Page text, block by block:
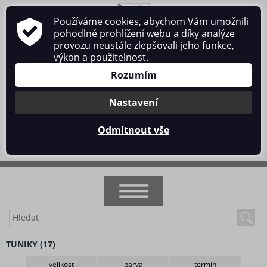
O nás Obchodní podmínky
Ochrana osobních údajů
Kontakt
Přihlásit se/Registrace
NOVINKY
TUNIKY (17)
velikost barva termín
Používáme cookies, abychom Vám umožnili
pohodlné prohlížení webu a díky analýze
provozu neustále zlepšovali jeho funkce,
výkon a použitelnost.
Rozumím
Nastavení
Odmítnout vše